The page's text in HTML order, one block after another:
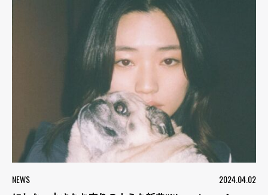
NEWS 2024.04.02